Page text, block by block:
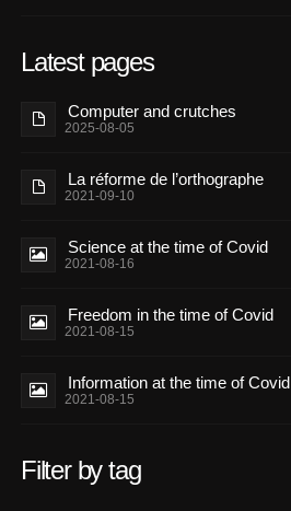
Latest pages
Computer and crutches
2025-08-05
La réforme de l’orthographe
2021-09-10
Science at the time of Covid
2021-08-16
Freedom in the time of Covid
2021-08-15
Information at the time of Covid
2021-08-15
Filter by tag